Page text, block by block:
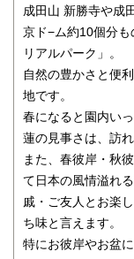
成田山 新勝寺や成
京ド−ム約10個分
リアルパーク」。
自然の豊かさと便
地です。
春になると園内い
蓮の見事さは、訪
また、春彼岸・秋
て日本の風情溢れ
戚・ご友人とお楽
ち味と言えます。
特にお彼岸やお盆